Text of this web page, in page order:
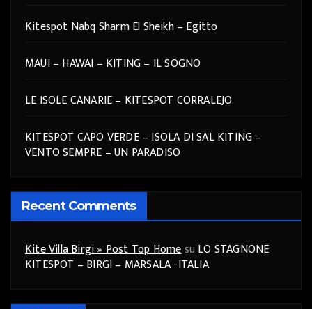
Kitespot Nabq Sharm El Sheikh – Egitto
MAUI – HAWAI – KITING – IL SOGNO
LE ISOLE CANARIE – KITESPOT CORRALEJO
KITESPOT CAPO VERDE – ISOLA DI SAL KITING –
VENTO SEMPRE – UN PARADISO
Recent Comments
Kite Villa Birgi » Post Top Homesu LO STAGNONE
KITESPOT – BIRGI – MARSALA -ITALIA